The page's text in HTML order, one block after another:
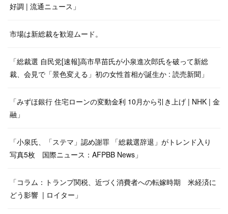
好調 | 流通ニュース」
市場は新総裁を歓迎ムード。
「総裁選 自民党[速報]高市早苗氏が小泉進次郎氏を破って新総
裁、会見で「景色変える」初の女性首相が誕生か : 読売新聞」
「みずほ銀行 住宅ローンの変動金利 10月から引き上げ | NHK | 金
融」
「小泉氏、「ステマ」認め謝罪 「総裁選辞退」がトレンド入り
写真5枚 国際ニュース：AFPBB News」
「コラム：トランプ関税、近づく消費者への転嫁時期 米経済に
どう影響 | ロイター」